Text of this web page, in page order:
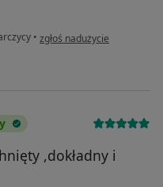
• w opinii użytkownika
zgłoś nadużycie
,dokładny i